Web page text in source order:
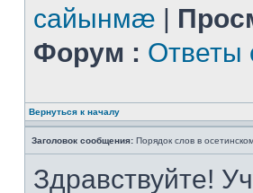
сайынмæ |
Форум : Ответы
Вернуться к началу
Заголовок сообщения: Порядок слов в
Здравствуйте!